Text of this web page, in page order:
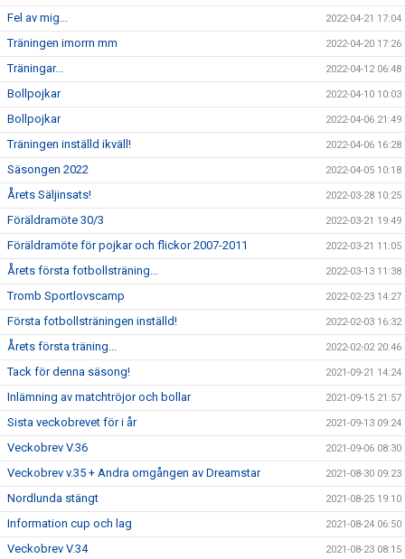
Fel av mig... 2022-04-21 17:04
Träningen imorrn mm 2022-04-20 17:26
Träningar... 2022-04-12 06:48
Bollpojkar 2022-04-10 10:03
Bollpojkar 2022-04-06 21:49
Träningen inställd ikväll! 2022-04-06 16:28
Säsongen 2022 2022-04-05 10:18
Årets Säljinsats! 2022-03-28 10:25
Föräldramöte 30/3 2022-03-21 19:49
Föräldramöte för pojkar och flickor 2007-2011 2022-03-21 11:05
Årets första fotbollsträning... 2022-03-13 11:38
Tromb Sportlovscamp 2022-02-23 14:27
Första fotbollsträningen inställd! 2022-02-03 16:32
Årets första träning... 2022-02-02 20:46
Tack för denna säsong! 2021-09-21 14:24
Inlämning av matchtröjor och bollar 2021-09-15 21:57
Sista veckobrevet för i år 2021-09-13 09:24
Veckobrev V.36 2021-09-06 08:30
Veckobrev v.35 + Andra omgången av Dreamstar 2021-08-30 09:23
Nordlunda stängt 2021-08-25 19:10
Information cup och lag 2021-08-24 06:50
Veckobrev V.34 2021-08-23 08:15